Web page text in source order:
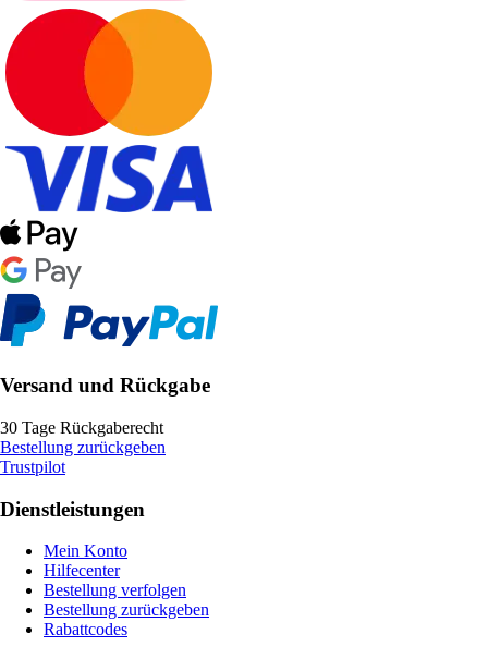
Versand und Rückgabe
30 Tage Rückgaberecht
Bestellung zurückgeben
Trustpilot
Dienstleistungen
Mein Konto
Hilfecenter
Bestellung verfolgen
Bestellung zurückgeben
Rabattcodes